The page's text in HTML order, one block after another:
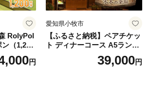
RolyPol
（1,200
円
愛知県小牧市
【ふるさと納税】ペアチケッ
ト ディナーコース A5ランク
飛騨牛 コース 記念日 お誕生
日 特別な日 完全個室 ノンア
39,000円